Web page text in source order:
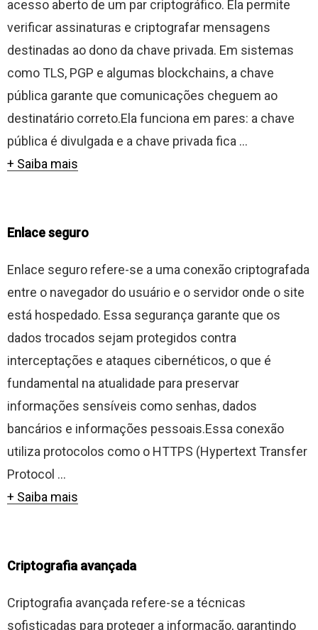
acesso aberto de um par criptográfico. Ela permite
verificar assinaturas e criptografar mensagens
destinadas ao dono da chave privada. Em sistemas
como TLS, PGP e algumas blockchains, a chave
pública garante que comunicações cheguem ao
destinatário correto.Ela funciona em pares: a chave
pública é divulgada e a chave privada fica ...
+ Saiba mais
Enlace seguro
Enlace seguro refere-se a uma conexão criptografada
entre o navegador do usuário e o servidor onde o site
está hospedado. Essa segurança garante que os
dados trocados sejam protegidos contra
interceptações e ataques cibernéticos, o que é
fundamental na atualidade para preservar
informações sensíveis como senhas, dados
bancários e informações pessoais.Essa conexão
utiliza protocolos como o HTTPS (Hypertext Transfer
Protocol ...
+ Saiba mais
Criptografia avançada
Criptografia avançada refere-se a técnicas
sofisticadas para proteger a informação, garantindo